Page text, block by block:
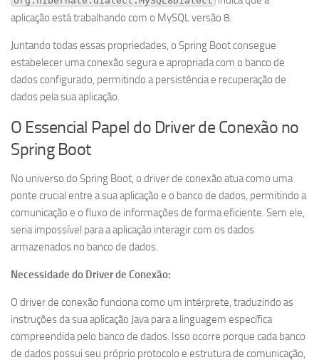
aplicação está trabalhando com o MySQL versão 8.
Juntando todas essas propriedades, o Spring Boot consegue
estabelecer uma conexão segura e apropriada com o banco de
dados configurado, permitindo a persistência e recuperação de
dados pela sua aplicação.
O Essencial Papel do Driver de Conexão no
Spring Boot
No universo do Spring Boot, o driver de conexão atua como uma
ponte crucial entre a sua aplicação e o banco de dados, permitindo a
comunicação e o fluxo de informações de forma eficiente. Sem ele,
seria impossível para a aplicação interagir com os dados
armazenados no banco de dados.
Necessidade do Driver de Conexão:
O driver de conexão funciona como um intérprete, traduzindo as
instruções da sua aplicação Java para a linguagem específica
compreendida pelo banco de dados. Isso ocorre porque cada banco
de dados possui seu próprio protocolo e estrutura de comunicação,